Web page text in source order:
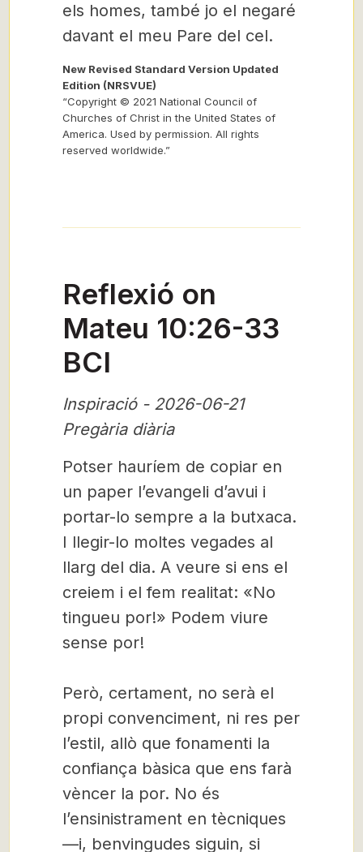
els homes, també jo el negaré
davant el meu Pare del cel.
New Revised Standard Version Updated
Edition (NRSVUE)
“Copyright © 2021 National Council of
Churches of Christ in the United States of
America. Used by permission. All rights
reserved worldwide.”
Reflexió on
Mateu 10:26-33
BCI
Inspiració - 2026-06-21
Pregària diària
Potser hauríem de copiar en
un paper l’evangeli d’avui i
portar-lo sempre a la butxaca.
I llegir-lo moltes vegades al
llarg del dia. A veure si ens el
creiem i el fem realitat: «No
tingueu por!» Podem viure
sense por!
Però, certament, no serà el
propi convenciment, ni res per
l’estil, allò que fonamenti la
confiança bàsica que ens farà
vèncer la por. No és
l’ensinistrament en tècniques
—i, benvingudes siguin, si